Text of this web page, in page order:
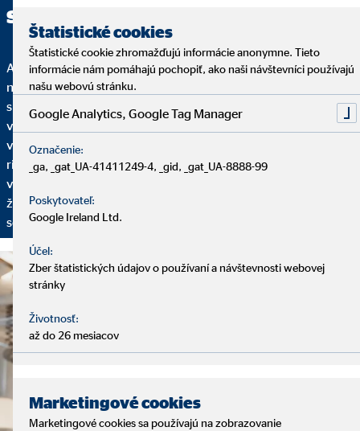
sprostredkovanie
Analýza, finančné riešenie a servis – to sú základné kamene
našich služieb. Začíname analytickým rozhovorom, pri ktorom
si vyhradíme dostatok času na to, aby sme vás spoznali: Aká je
vaša finančná situácia? Máte už plány do budúcnosti? Aké sú
vaše želania a ciele? Na základe toho vám ponúkneme finančné
riešenie nastavené na vaše individuálne požiadavky. Aby sme
vaše finančné plány mohli prispôsobovať vašim aktuálnym
životným okolnostiam, pravidelne sa budeme stretávať na
servisných rozhovoroch.
Štatistické cookies
Štatistické cookie zhromažďujú informácie anonymne. Tieto
informácie nám pomáhajú pochopiť, ako naši návštevníci používajú
našu webovú stránku.
Google Analytics, Google Tag Manager
Označenie:
_ga, _gat_UA-41411249-4, _gid, _gat_UA-8888-99
Poskytovateľ:
Google Ireland Ltd.
Účel:
Zber štatistických údajov o používaní a návštevnosti webovej
stránky
Životnosť:
až do 26 mesiacov
Marketingové cookies
Marketingové cookies sa používajú na zobrazovanie